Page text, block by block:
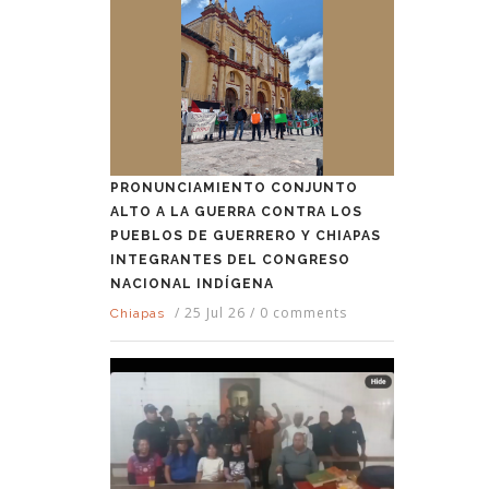
PRONUNCIAMIENTO CONJUNTO
ALTO A LA GUERRA CONTRA LOS
PUEBLOS DE GUERRERO Y CHIAPAS
INTEGRANTES DEL CONGRESO
NACIONAL INDÍGENA
Chiapas
/ 25 Jul 26 / 0 comments